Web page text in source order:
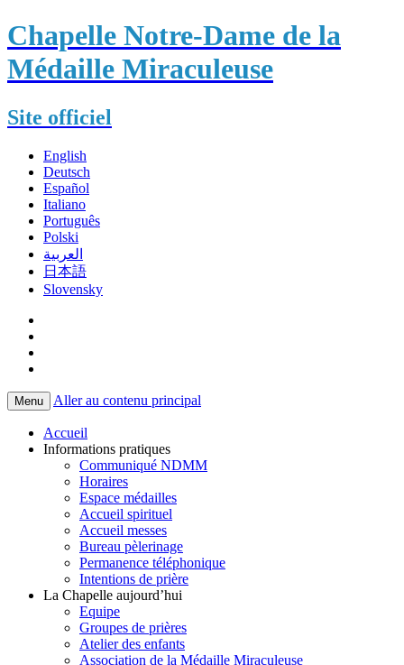
Chapelle Notre-Dame de la
Médaille Miraculeuse
Site officiel
English
Deutsch
Español
Italiano
Português
Polski
العربية
日本語
Slovensky
Menu Aller au contenu principal
Accueil
Informations pratiques
Communiqué NDMM
Horaires
Espace médailles
Accueil spirituel
Accueil messes
Bureau pèlerinage
Permanence téléphonique
Intentions de prière
La Chapelle aujourd’hui
Equipe
Groupes de prières
Atelier des enfants
Association de la Médaille Miraculeuse